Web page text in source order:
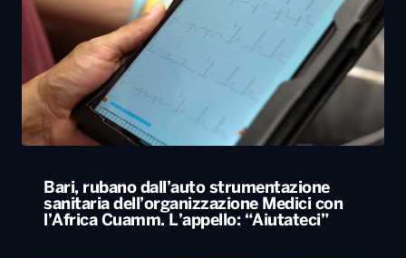
Bari, rubano dall’auto strumentazione
sanitaria dell’organizzazione Medici con
l’Africa Cuamm. L’appello: “Aiutateci”